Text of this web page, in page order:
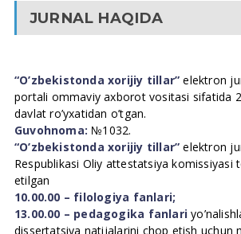
JURNAL HAQIDA
“O’zbekistonda xorijiy tillar” elektron
portali ommaviy axborot vositasi sifatida
davlat ro’yxatidan o’tgan.
Guvohnoma: №1032.
“O’zbekistonda xorijiy tillar” elektron
Respublikasi Oliy attestatsiya komissiyasi
etilgan
10.00.00 – filologiya fanlari;
13.00.00 – pedagogika fanlari
dissertatsiya natijalarini chop etish uchun